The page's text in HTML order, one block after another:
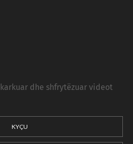
dhe shfrytëzuar videot
KYÇU